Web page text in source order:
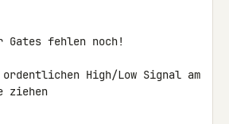
Gates fehlen noch!
High/Low Signal am
ziehen